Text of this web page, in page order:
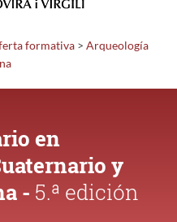
formativa > Arqueología
en
y
- 5.ª edición